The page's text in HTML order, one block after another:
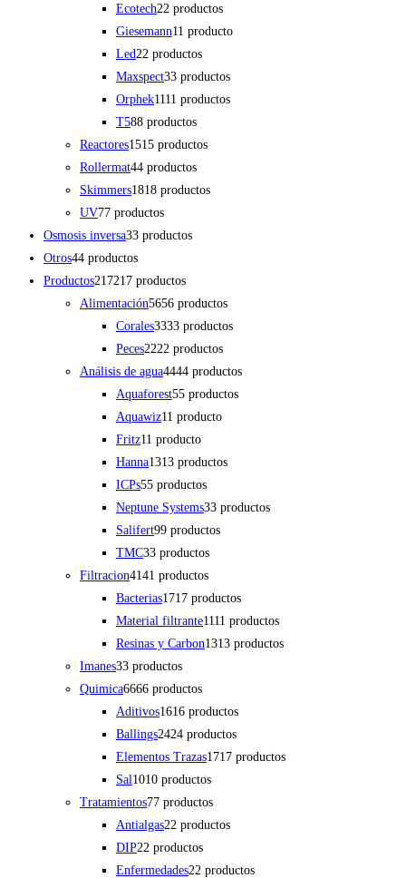
Ecotech22 productos
Giesemann11 producto
Led22 productos
Maxspect33 productos
Orphek1111 productos
T588 productos
Reactores1515 productos
Rollermat44 productos
Skimmers1818 productos
UV77 productos
Osmosis inversa33 productos
Otros44 productos
Productos217217 productos
Alimentación5656 productos
Corales3333 productos
Peces2222 productos
Análisis de agua4444 productos
Aquaforest55 productos
Aquawiz11 producto
Fritz11 producto
Hanna1313 productos
ICPs55 productos
Neptune Systems33 productos
Salifert99 productos
TMC33 productos
Filtracion4141 productos
Bacterias1717 productos
Material filtrante1111 productos
Resinas y Carbon1313 productos
Imanes33 productos
Quimica6666 productos
Aditivos1616 productos
Ballings2424 productos
Elementos Trazas1717 productos
Sal1010 productos
Tratamientos77 productos
Antialgas22 productos
DIP22 productos
Enfermedades22 productos